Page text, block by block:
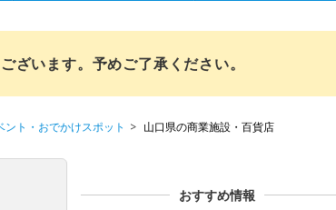
ざいます。予めご了承ください。
ント・おでかけスポット 山口県の商業施設・百貨店
おすすめ情報